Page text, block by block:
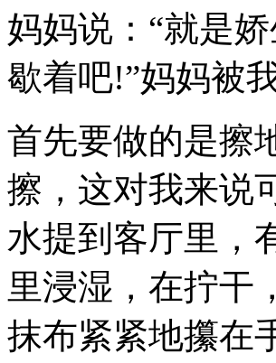
妈妈说：“就是
歇着吧!”妈妈被
首先要做的是擦
擦，这对我来说
水提到客厅里，
里浸湿，在拧干
抹布紧紧地攥在